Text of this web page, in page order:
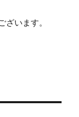
います。